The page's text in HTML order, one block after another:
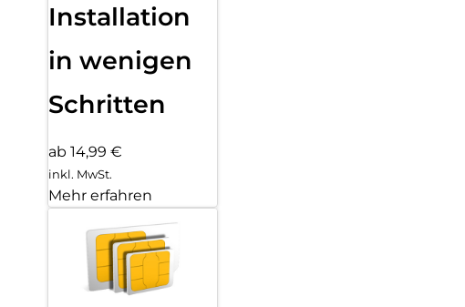
Installation
in wenigen
Schritten
ab 14,99 €
inkl. MwSt.
Mehr erfahren